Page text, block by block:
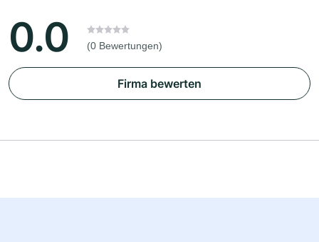
0.0 (0 Bewertungen)
Firma bewerten